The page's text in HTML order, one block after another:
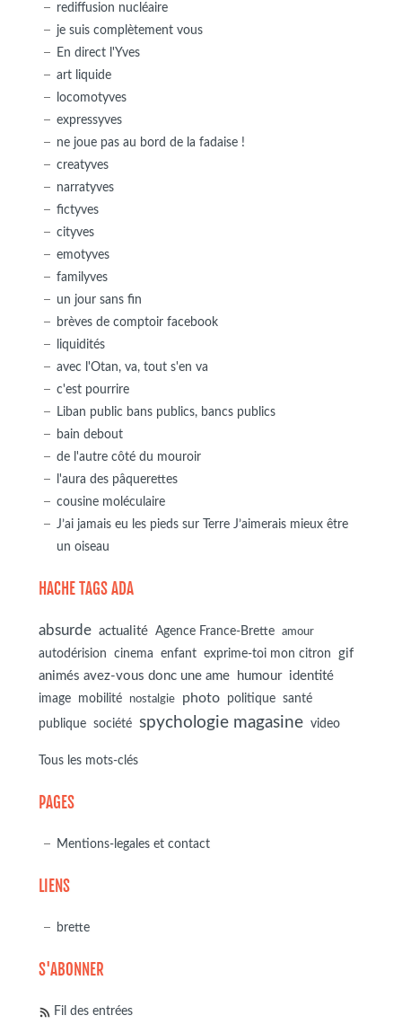
rediffusion nucléaire
je suis complètement vous
En direct l'Yves
art liquide
locomotyves
expressyves
ne joue pas au bord de la fadaise !
creatyves
narratyves
fictyves
cityves
emotyves
familyves
un jour sans fin
brèves de comptoir facebook
liquidités
avec l'Otan, va, tout s'en va
c'est pourrire
Liban public bans publics, bancs publics
bain debout
de l'autre côté du mouroir
l'aura des pâquerettes
cousine moléculaire
J’ai jamais eu les pieds sur Terre J’aimerais mieux être
un oiseau
HACHE TAGS ADA
absurde actualité Agence France-Brette amour
autodérision cinema enfant exprime-toi mon citron
gif
animés avez-vous donc une ame
humour identité
image mobilité nostalgie photo politique
santé
publique
société spychologie magasine video
Tous les mots-clés
PAGES
Mentions-legales et contact
LIENS
brette
S'ABONNER
Fil des entrées